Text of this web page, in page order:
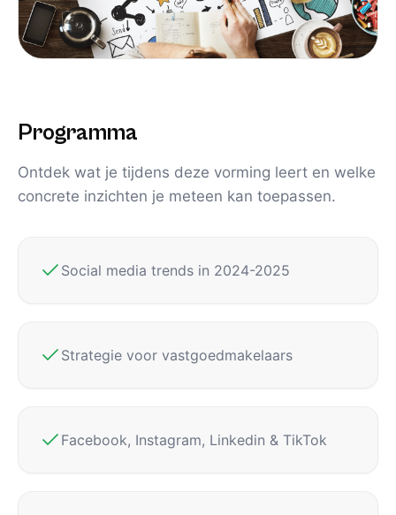
Programma
Ontdek wat je tijdens deze vorming leert en welke
concrete inzichten je meteen kan toepassen.
Social media trends in 2024-2025
Strategie voor vastgoedmakelaars
Facebook, Instagram, Linkedin & TikTok